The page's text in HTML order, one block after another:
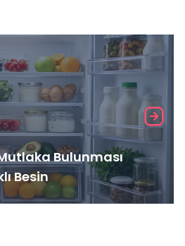
Bulunması
Besin